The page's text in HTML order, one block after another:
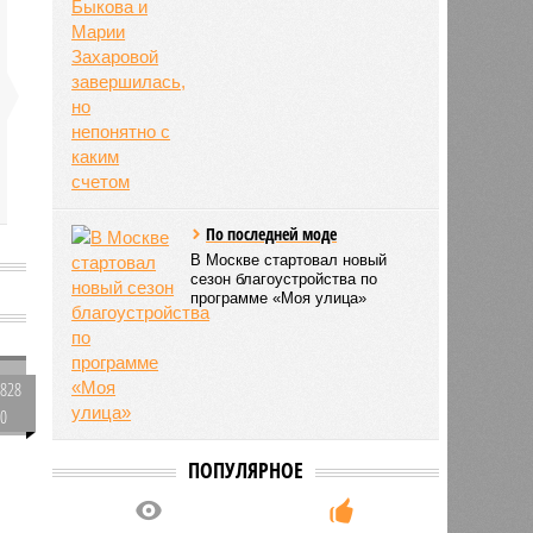
828
0
По последней моде
В Москве стартовал новый
сезон благоустройства по
программе «Моя улица»
ПОПУЛЯРНОЕ